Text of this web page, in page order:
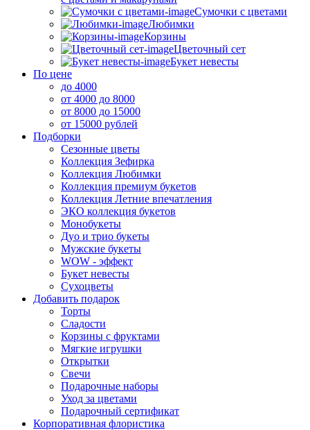
Сумочки с цветами
Любимки
Корзины
Цветочный сет
Букет невесты
По цене
до 4000
от 4000 до 8000
от 8000 до 15000
от 15000 рублей
Подборки
Сезонные цветы
Коллекция Зефирка
Коллекция Любимки
Коллекция премиум букетов
Коллекция Летние впечатления
ЭКО коллекция букетов
Монобукеты
Дуо и трио букеты
Мужские букеты
WOW - эффект
Букет невесты
Сухоцветы
Добавить подарок
Торты
Сладости
Корзины с фруктами
Мягкие игрушки
Открытки
Свечи
Подарочные наборы
Уход за цветами
Подарочный сертификат
Корпоративная флористика